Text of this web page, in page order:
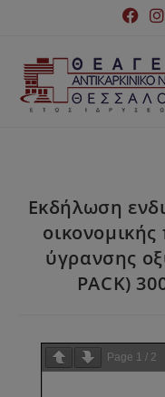
Εκδήλωση
ύγρανσης
PACK)
Page 1 / 2